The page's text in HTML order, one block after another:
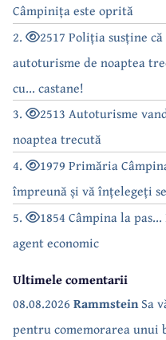
Câmpinița este oprită
2.
2517 Poliția susține
autoturisme de noaptea
cu... castane!
3.
2513 Autoturisme
noaptea trecută
4.
1979 Primăria
împreună și vă înțelegeți
5.
1854 Câmpina la
agent economic
Ultimele comentarii
08.08.2026 RammsteinSa
pentru comemorarea unui